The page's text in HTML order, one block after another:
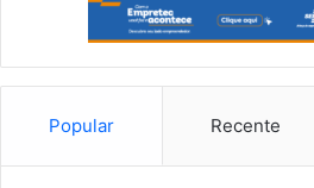
Popular Recente